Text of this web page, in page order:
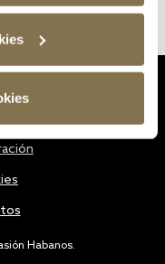
Habanos.